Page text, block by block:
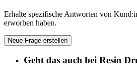
Erhalte spezifische Antworten von
erworben haben.
Neue Frage erstellen
Geht das auch bei Resin